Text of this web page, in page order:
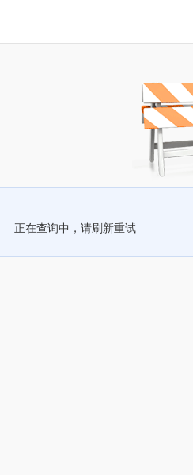
正在查询中，请刷新重试